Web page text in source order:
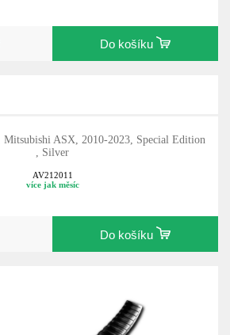
Do košíku
Mitsubishi ASX, 2010-2023, Special Edition
, Silver
AV212011
více jak měsíc
Do košíku